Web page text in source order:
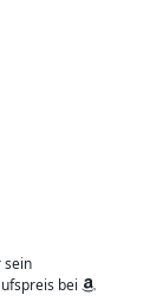
sein
bei